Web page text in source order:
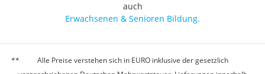
auch
Erwachsenen & Senioren Bildung.
Alle Preise verstehen sich in EURO inklusive der gesetzlich